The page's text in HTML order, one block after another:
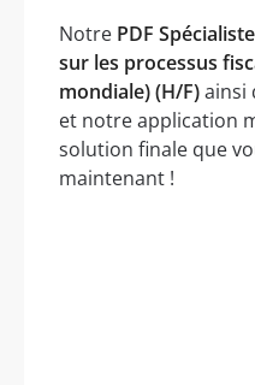
Notre PDF
sur les processus
mondiale) (H/F)ainsi
et notre application
solution finale que
maintenant !